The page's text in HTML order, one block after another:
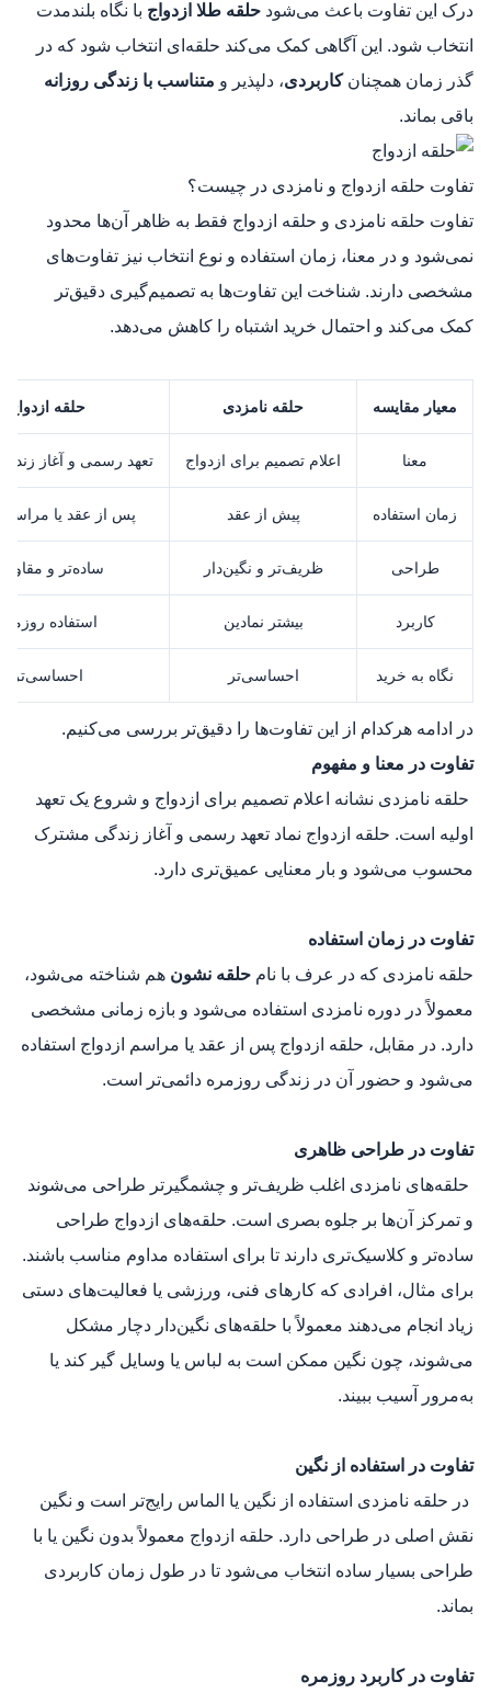
درک این تفاوت باعث می‌شود حلقه طلا ازدواج با نگاه بلندمدت
انتخاب شود. این آگاهی کمک می‌کند حلقه‌ای انتخاب شود که در
گذر زمان همچنانکاربردی، دلپذیر و متناسب با زندگی روزانه
باقی بماند.
تفاوت حلقه ازدواج و نامزدی در چیست؟
تفاوت حلقه نامزدی و حلقه ازدواج فقط به ظاهر آن‌ها محدود
نمی‌شود و در معنا، زمان استفاده و نوع انتخاب نیز تفاوت‌های
مشخصی دارند. شناخت این تفاوت‌ها به تصمیم‌گیری دقیق‌تر
کمک می‌کند و احتمال خرید اشتباه را کاهش می‌دهد.
معیار مقایسه حلقه نامزدی حلقه ازدواج
معنا اعلام تصمیم برای ازدواج تعهد رسمی و آغاز
زمان استفاده پیش از عقد پس از عقد یا مراسم
طراحی ظریف‌تر و نگین‌دار ساده‌تر و
کاربرد بیشتر نمادین استفاده
نگاه به خرید احساسی‌تر احساسی‌تر
در ادامه هرکدام از این تفاوت‌ها را دقیق‌تر بررسی می‌کنیم.
تفاوت در معنا و مفهوم
حلقه نامزدی نشانه اعلام تصمیم برای ازدواج و شروع یک تعهد
اولیه است. حلقه ازدواج نماد تعهد رسمی و آغاز زندگی مشترک
محسوب می‌شود و بار معنایی عمیق‌تری دارد.
تفاوت در زمان استفاده
حلقه نامزدی که در عرف با نام حلقه نشون هم شناخته می‌شود،
معمولاً در دوره نامزدی استفاده می‌شود و بازه زمانی مشخصی
دارد. در مقابل، حلقه ازدواج پس از عقد یا مراسم ازدواج استفاده
می‌شود و حضور آن در زندگی روزمره دائمی‌تر است.
تفاوت در طراحی ظاهری
حلقه‌های نامزدی اغلب ظریف‌تر و چشمگیرتر طراحی می‌شوند
و تمرکز آن‌ها بر جلوه بصری است. حلقه‌های ازدواج طراحی
ساده‌تر و کلاسیک‌تری دارند تا برای استفاده مداوم مناسب باشند.
برای مثال، افرادی که کارهای فنی، ورزشی یا فعالیت‌های دستی
زیاد انجام می‌دهند معمولاً با حلقه‌های نگین‌دار دچار مشکل
می‌شوند، چون نگین ممکن است به لباس یا وسایل گیر کند یا
به‌مرور آسیب ببیند.
تفاوت در استفاده از نگین
در حلقه نامزدی استفاده از نگین یا الماس رایج‌تر است و نگین
نقش اصلی در طراحی دارد. حلقه ازدواج معمولاً بدون نگین یا با
طراحی بسیار ساده انتخاب می‌شود تا در طول زمان کاربردی
بماند.
تفاوت در کاربرد روزمره